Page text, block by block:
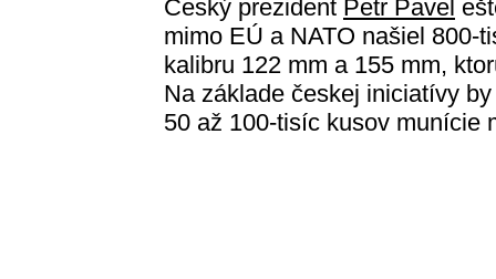
Český prezident Petr Pavel
mimo EÚ a NATO našiel 800-
kalibru 122 mm a 155 mm,
Na základe českej iniciatívy
50 až 100-tisíc kusov munície